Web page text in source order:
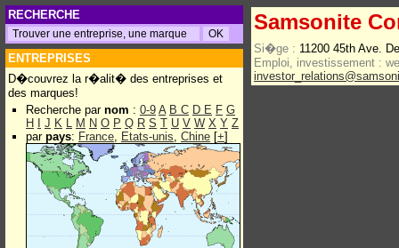
RECHERCHE
ENTREPRISES
D�couvrez la r�alit� des entreprises et
des marques!
Recherche par nom : 0-9 A B C D E F G
H
J K L M N O P Q R S T U V W X Y Z
par pays: France, Etats-unis, Chine [+]
Samsonite
Si�ge : 11200 45th Ave.
Emploi, investissement :